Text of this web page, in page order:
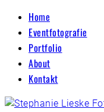
Home
Eventfotografie
Portfolio
About
Kontakt